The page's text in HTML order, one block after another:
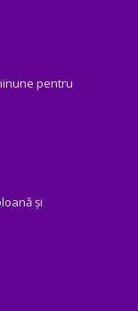
pentru
și